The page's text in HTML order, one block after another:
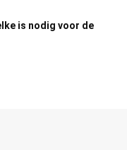
is nodig voor de